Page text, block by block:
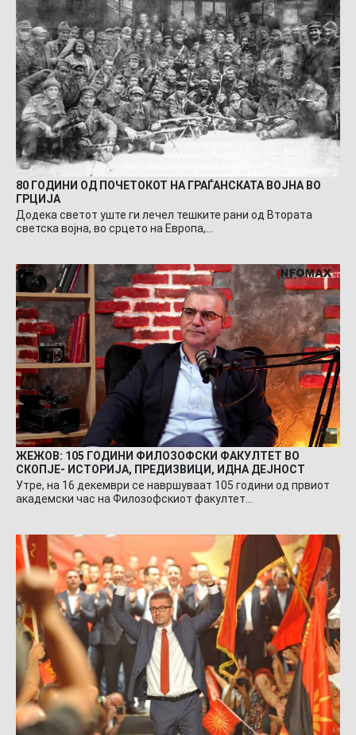
80 ГОДИНИ ОД ПОЧЕТОКОТ НА ГРАЃАНСКАТА ВОЈНА ВО
ГРЦИЈА
Додека светот уште ги лечел тешките рани од Втората
светска војна, во срцето на Европа,…
ЖЕЖОВ: 105 ГОДИНИ ФИЛОЗОФСКИ ФАКУЛТЕТ ВО
СКОПЈЕ- ИСТОРИЈА, ПРЕДИЗВИЦИ, ИДНА ДЕЈНОСТ
Утре, на 16 декември се навршуваат 105 години од првиот
академски час на Филозофскиот факултет…